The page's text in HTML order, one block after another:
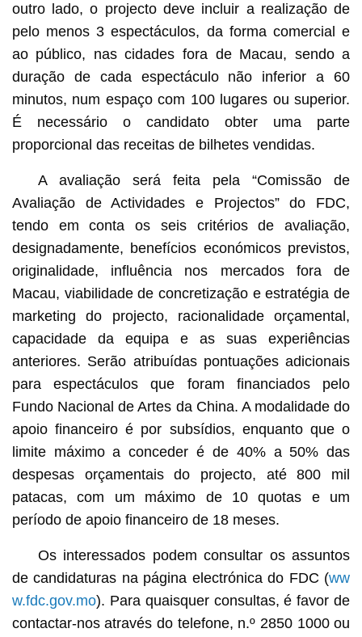
outro lado, o projecto deve incluir a realização de
pelo menos 3 espectáculos, da forma comercial e
ao público, nas cidades fora de Macau, sendo a
duração de cada espectáculo não inferior a 60
minutos, num espaço com 100 lugares ou superior.
É necessário o candidato obter uma parte
proporcional das receitas de bilhetes vendidas.
A avaliação será feita pela “Comissão de
Avaliação de Actividades e Projectos” do FDC,
tendo em conta os seis critérios de avaliação,
designadamente, benefícios económicos previstos,
originalidade, influência nos mercados fora de
Macau, viabilidade de concretização e estratégia de
marketing do projecto, racionalidade orçamental,
capacidade da equipa e as suas experiências
anteriores. Serão atribuídas pontuações adicionais
para espectáculos que foram financiados pelo
Fundo Nacional de Artes da China. A modalidade do
apoio financeiro é por subsídios, enquanto que o
limite máximo a conceder é de 40% a 50% das
despesas orçamentais do projecto, até 800 mil
patacas, com um máximo de 10 quotas e um
período de apoio financeiro de 18 meses.
Os interessados podem consultar os assuntos
de candidaturas na página electrónica do FDC (ww
w.fdc.gov.mo). Para quaisquer consultas, é favor de
contactar-nos através do telefone, n.º 2850 1000 ou